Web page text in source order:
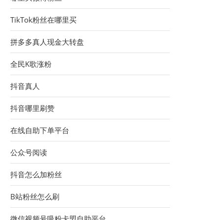
TikTok粉丝在哪里买
拼多多真人现金大转盘
全民K歌涨粉
抖音真人
抖音哪里刷赞
在线自助下单平台
公众号阅读
抖音怎么加粉丝
B站粉丝怎么刷